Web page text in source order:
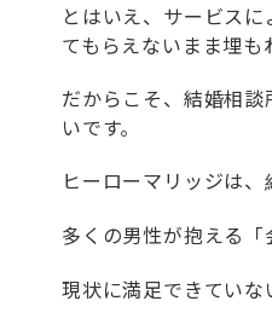
とはいえ、サービス
てもらえないまま埋も
だからこそ、結婚相
いです。
ヒーローマリッジは、
多くの男性が抱える「
現状に満足できてい